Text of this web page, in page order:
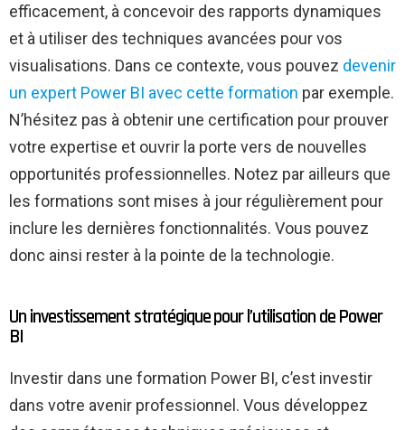
efficacement, à concevoir des rapports dynamiques
et à utiliser des techniques avancées pour vos
visualisations. Dans ce contexte, vous pouvez devenir
un expert Power BI avec cette formation par exemple.
N’hésitez pas à obtenir une certification pour prouver
votre expertise et ouvrir la porte vers de nouvelles
opportunités professionnelles. Notez par ailleurs que
les formations sont mises à jour régulièrement pour
inclure les dernières fonctionnalités. Vous pouvez
donc ainsi rester à la pointe de la technologie.
Un investissement stratégique pour l’utilisation de Power
BI
Investir dans une formation Power BI, c’est investir
dans votre avenir professionnel. Vous développez